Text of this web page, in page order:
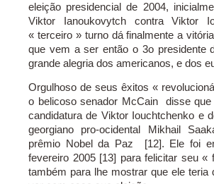
eleição presidencial de 2004,
Viktor Ianoukovytch contra Viktor
« terceiro » turno dá finalmente a
que vem a ser então o 3o presidente
grande alegria dos americanos, e dos
Orgulhoso de seus êxitos «
o belicoso senador McCain disse que
candidatura de Viktor Iouchtchenko e
georgiano pro-ocidental Mikhail
prêmio Nobel da Paz [12]. Ele foi
fevereiro 2005 [13] para felicitar seu «
também para lhe mostrar que ele teria